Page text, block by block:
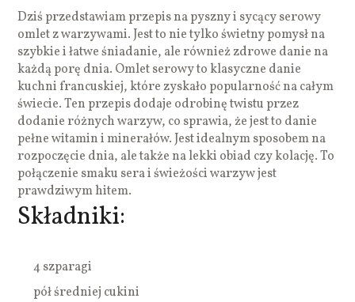
Dziś przedstawiam przepis na pyszny i sycący serowy
omlet z warzywami. Jest to nie tylko świetny pomysł na
szybkie i łatwe śniadanie, ale również zdrowe danie na
każdą porę dnia. Omlet serowy to klasyczne danie
kuchni francuskiej, które zyskało popularność na całym
świecie. Ten przepis dodaje odrobinę twistu przez
dodanie różnych warzyw, co sprawia, że jest to danie
pełne witamin i minerałów. Jest idealnym sposobem na
rozpoczęcie dnia, ale także na lekki obiad czy kolację. To
połączenie smaku sera i świeżości warzyw jest
prawdziwym hitem.
Składniki:
4 szparagi
pół średniej cukini